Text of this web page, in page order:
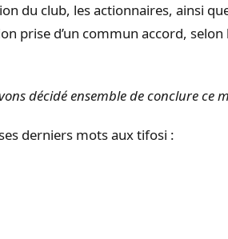
du club, les actionnaires, ainsi
prise d’un commun accord,
décidé ensemble de conclure ce
derniers mots aux tifosi :